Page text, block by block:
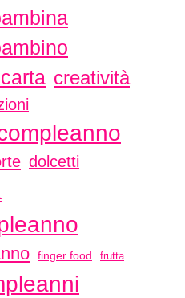
creatività
dolcetti
finger food frutta